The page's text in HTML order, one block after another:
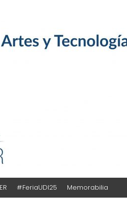
#FeriaUDI25 Memorabilia